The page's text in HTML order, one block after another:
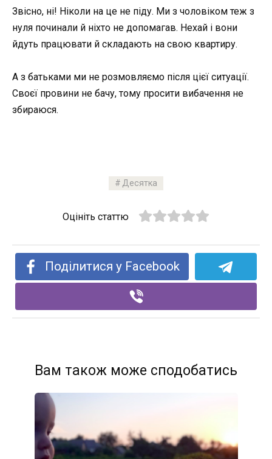
Звісно, ні! Ніколи на це не піду. Ми з чоловіком теж з
нуля починали й ніхто не допомагав. Нехай і вони
йдуть працювати й складають на свою квартиру.
А з батьками ми не розмовляємо після цієї ситуації.
Своєї провини не бачу, тому просити вибачення не
збираюся.
Десятка
Оцініть статтю
Поділитися у Facebook
Вам також може сподобатись